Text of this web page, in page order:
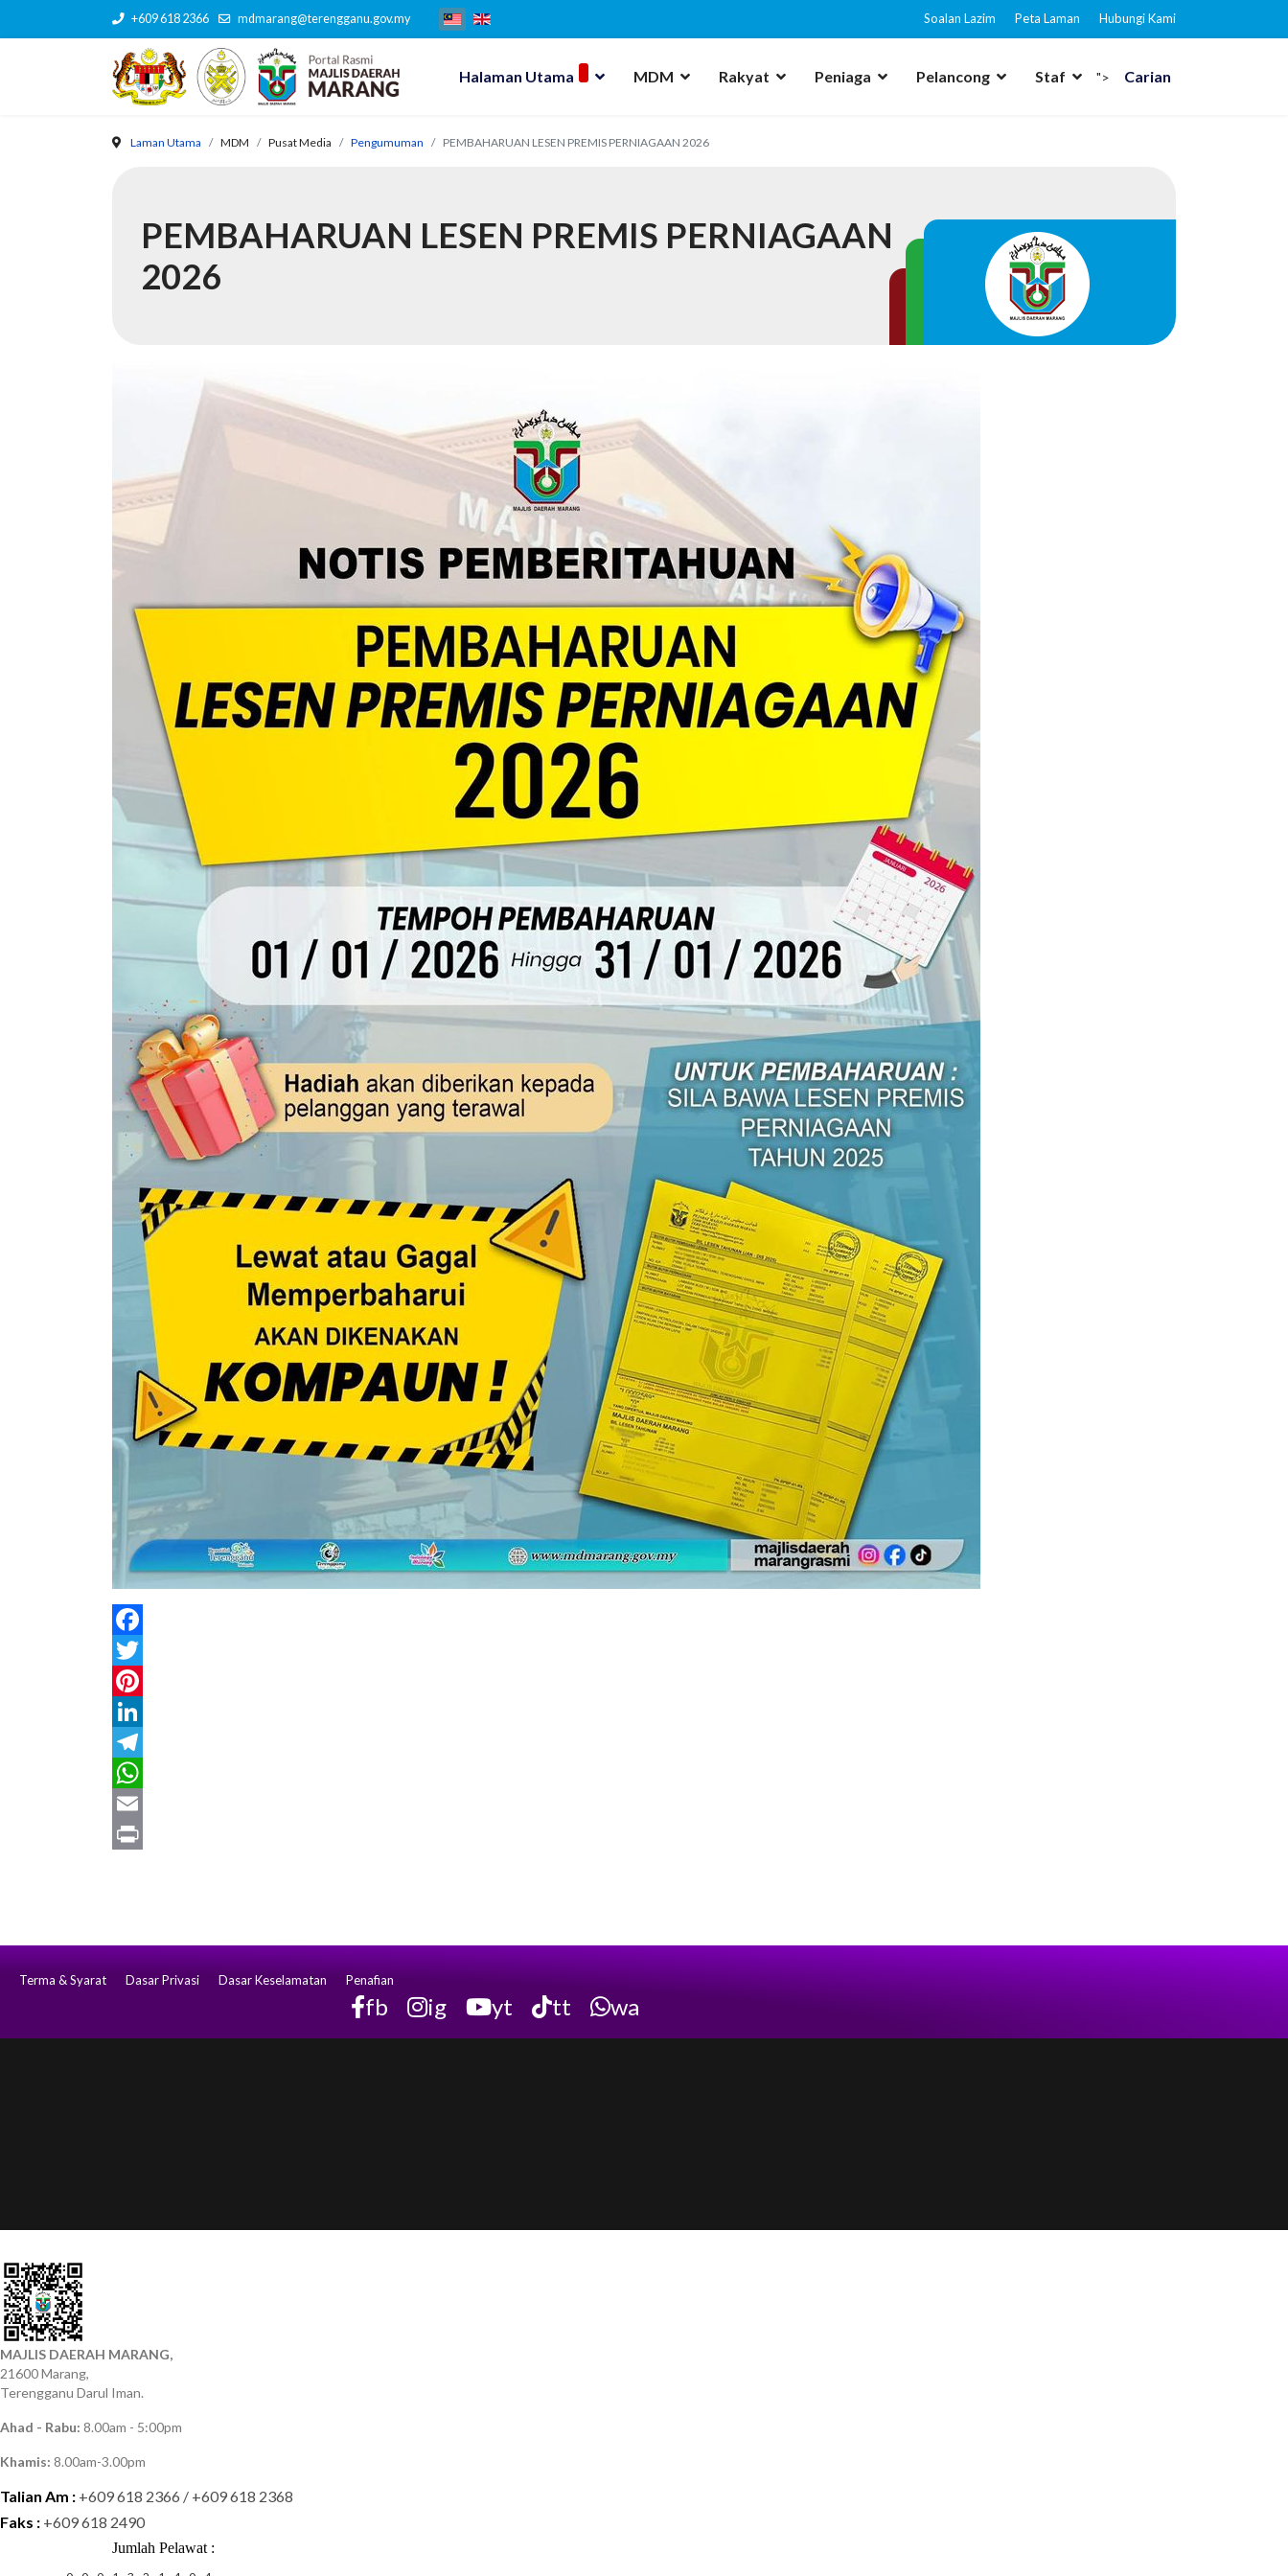
+609 618 2366 mdmarang@terengganu.gov.my Soalan Lazim Peta Laman Hubungi Kami
Halaman Utama MDM Rakyat Peniaga Pelancong Staf "> Carian
Laman Utama MDM Pusat Media Pengumuman PEMBAHARUAN LESEN PREMIS PERNIAGAAN 2026
PEMBAHARUAN LESEN PREMIS PERNIAGAAN
2026
Facebook
Twitter
Pinterest
LinkedIn
Telegram
WhatsApp
Email
Terma & Syarat Dasar Privasi Dasar Keselamatan Penafian
fb ig yt tt wa
MAJLIS DAERAH MARANG,
21600 Marang,
Terengganu Darul Iman.
Ahad - Rabu: 8.00am - 5:00pm
Khamis: 8.00am-3.00pm
Talian Am : +609 618 2366 / +609 618 2368
Faks : +609 618 2490
Jumlah Pelawat :